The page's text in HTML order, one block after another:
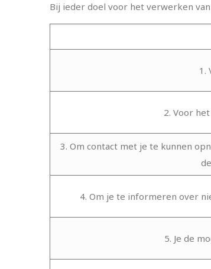
Bij ieder doel voor het verwerken
1.
2. Voor
3. Om contact met je te kunnen
4. Om je te informeren over
5. Je de